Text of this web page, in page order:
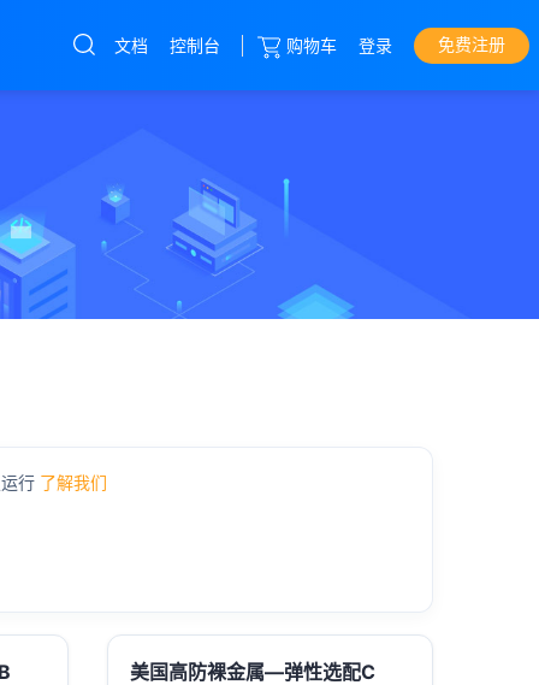
香港cn2
美国300G高防
湖北高防
文档 控制台 购物车 登录 免费注册
行 了解我们
美国高防裸金属—弹性选配C